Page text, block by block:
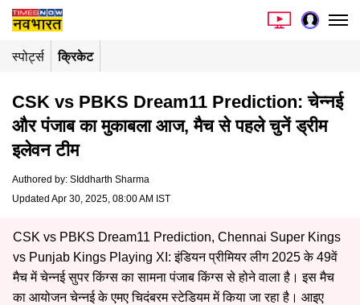
स्पोर्ट्स क्रिकेट
CSK vs PBKS Dream11 Prediction: चेन्नई
और पंजाब का मुकाबला आज, मैच से पहले चुनें ड्रीम
इलेवन टीम
Authored by: SIddharth Sharma
Updated Apr 30, 2025, 08:00 AM IST
CSK vs PBKS Dream11 Prediction, Chennai Super Kings
vs Punjab Kings Playing XI: इंडियन प्रीमियर लीग 2025 के 49वें
मैच में चेन्नई सुपर किंग्स का सामना पंजाब किंग्स से होने वाला है। इस मैच
का आयोजन चेन्नई के एमए चिदंबरम स्टेडियम में किया जा रहा है। आइए